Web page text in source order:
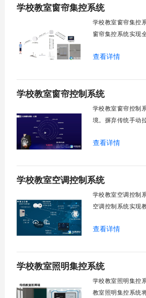
行，为学校提供精
学校教室窗帘集控系统
学校教室窗帘集控
窗帘集控系统实现
能化改造后，一键
生视力健康，营造
排效果显著，延长
查看详情
学校教室窗帘控制系统
学校教室窗帘控制
境。摒弃传统手动
足，节能降耗。精
能智慧校园生态升
态光照追踪实时捕
查看详情
学校教室空调控制系统
学校教室空调控制
空调控制系统实现
管理全校空调设备
警。管理人员通过
工巡检工作量，延
查看详情
学校教室照明集控系统
学校教室照明集控
教室照明集控系统